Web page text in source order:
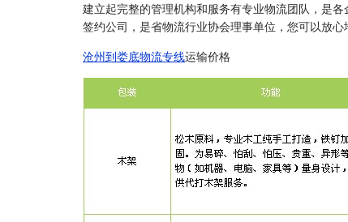
建立起完整的管理机构和服务有专业物流团队，是
签约公司，是省物流行业协会理事单位，您可以放心
沧州到娄底物流专线运输价格